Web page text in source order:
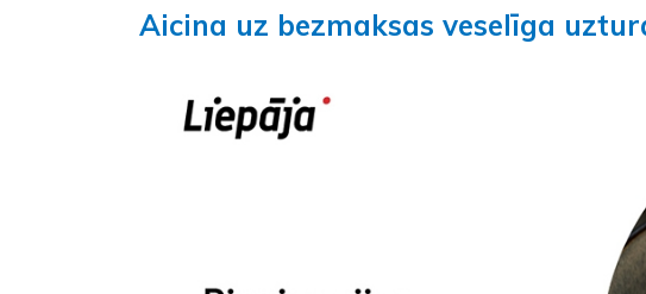
Aicina uz bezmaksas veselīga